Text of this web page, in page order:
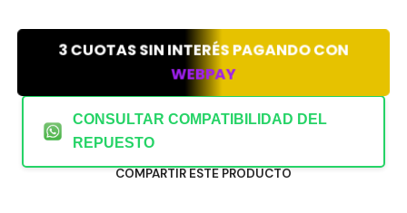
3 CUOTAS SIN INTERÉS PAGANDO CON
WEBPAY
CONSULTAR COMPATIBILIDAD DEL
REPUESTO
COMPARTIR ESTE PRODUCTO